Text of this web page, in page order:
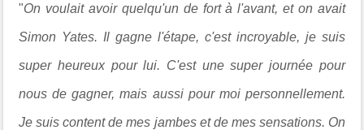
"On voulait avoir quelqu'un de fort à l'avant, et on avait
Simon Yates. Il gagne l'étape, c'est incroyable, je suis
super heureux pour lui. C'est une super journée pour
nous de gagner, mais aussi pour moi personnellement.
Je suis content de mes jambes et de mes sensations. On